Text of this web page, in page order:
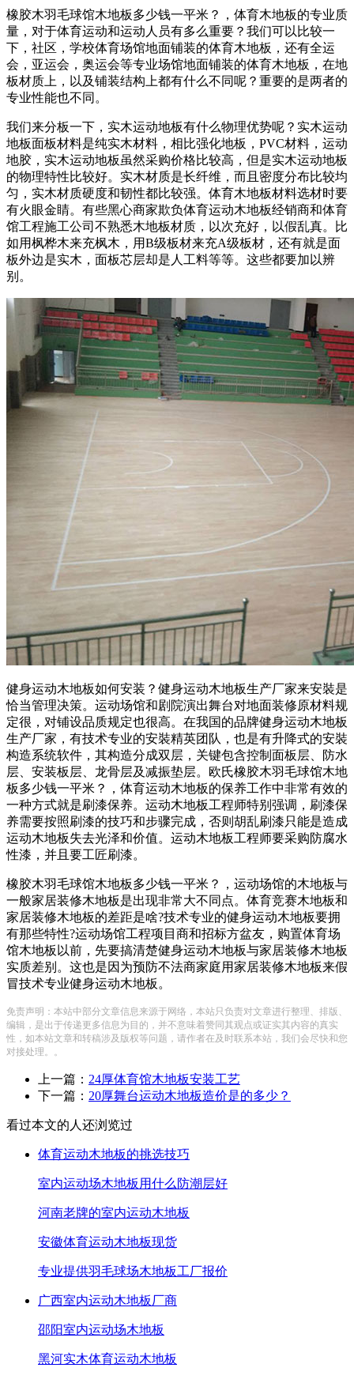
橡胶木羽毛球馆木地板多少钱一平米？，体育木地板的专业质
量，对于体育运动和运动人员有多么重要？我们可以比较一
下，社区，学校体育场馆地面铺装的体育木地板，还有全运
会，亚运会，奥运会等专业场馆地面铺装的体育木地板，在地
板材质上，以及铺装结构上都有什么不同呢？重要的是两者的
专业性能也不同。
我们来分板一下，实木运动地板有什么物理优势呢？实木运动
地板面板材料是纯实木材料，相比强化地板，PVC材料，运动
地胶，实木运动地板虽然采购价格比较高，但是实木运动地板
的物理特性比较好。实木材质是长纤维，而且密度分布比较均
匀，实木材质硬度和韧性都比较强。体育木地板材料选材时要
有火眼金睛。有些黑心商家欺负体育运动木地板经销商和体育
馆工程施工公司不熟悉木地板材质，以次充好，以假乱真。比
如用枫桦木来充枫木，用B级板材来充A级板材，还有就是面
板外边是实木，面板芯层却是人工料等等。这些都要加以辨
别。
健身运动木地板如何安装？健身运动木地板生产厂家来安裝是
恰当管理决策。运动场馆和剧院演出舞台对地面装修原材料规
定很，对铺设品质规定也很高。在我国的品牌健身运动木地板
生产厂家，有技术专业的安裝精英团队，也是有升降式的安裝
构造系统软件，其构造分成双层，关键包含控制面板层、防水
层、安装板层、龙骨层及减振垫层。欧氏橡胶木羽毛球馆木地
板多少钱一平米？，体育运动木地板的保养工作中非常有效的
一种方式就是刷漆保养。运动木地板工程师特别强调，刷漆保
养需要按照刷漆的技巧和步骤完成，否则胡乱刷漆只能是造成
运动木地板失去光泽和价值。运动木地板工程师要采购防腐水
性漆，并且要工匠刷漆。
橡胶木羽毛球馆木地板多少钱一平米？，运动场馆的木地板与
一般家居装修木地板是出现非常大不同点。体育竞赛木地板和
家居装修木地板的差距是啥?技术专业的健身运动木地板要拥
有那些特性?运动场馆工程项目商和招标方盆友，购置体育场
馆木地板以前，先要搞清楚健身运动木地板与家居装修木地板
实质差别。这也是因为预防不法商家庭用家居装修木地板来假
冒技术专业健身运动木地板。
免责声明：本站中部分文章信息来源于网络，本站只负责对文章进行整理、排版、
编辑，是出于传递更多信息为目的，并不意味着赞同其观点或证实其内容的真实
性，如本站文章和转稿涉及版权等问题，请作者在及时联系本站，我们会尽快和您
对接处理。。
上一篇： 24厚体育馆木地板安装工艺
下一篇： 20厚舞台运动木地板造价是的多少？
看过本文的人还浏览过
体育运动木地板的挑选技巧
室内运动场木地板用什么防潮层好
河南老牌的室内运动木地板
安徽体育运动木地板现货
专业提供羽毛球场木地板工厂报价
广西室内运动木地板厂商
邵阳室内运动场木地板
黑河实木体育运动木地板